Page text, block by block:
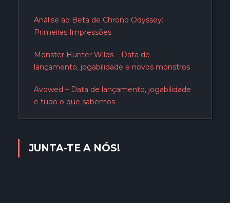
Análise ao Beta de Chrono Odyssey:
Primeiras Impressões
Monster Hunter Wilds – Data de
lançamento, jogabilidade e novos monstros
Avowed – Data de lançamento, jogabilidade
e tudo o que sabemos
JUNTA-TE A NÓS!